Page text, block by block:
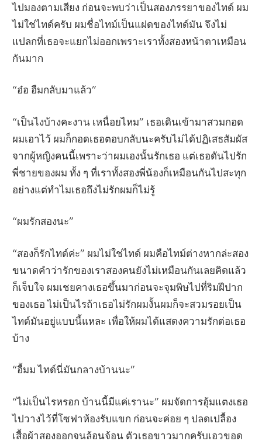
ไปมองตามเสียง ก่อนจะพบว่าเป็นสองภรรยาของไทด์ ผม
ไม่ใช่ไทด์ครับ ผมชื่อไทม์เป็นแฝดของไทด์มัน จึงไม่
แปลกที่เธอจะแยกไม่ออกเพราะเราทั้งสองหน้าตาเหมือน
กันมาก
“อ๋อ อืมกลับมาแล้ว”
“เป็นไงบ้างคะงาน เหนื่อยไหม” เธอเดินเข้ามาสวมกอด
ผมเอาไว้ ผมก็กอดเธอตอบกลับนะครับไม่ได้ปฏิเสธสัมผัส
จากผู้หญิงคนนี้เพราะว่าผมเองนั้นรักเธอ แต่เธอดันไปรัก
พี่ชายของผม ทั้ง ๆ ที่เราทั้งสองพี่น้องก็เหมือนกันไปสะทุก
อย่างแต่ทำไมเธอถึงไม่รักผมก็ไม่รู้
“ผมรักสองนะ”
“สองก็รักไทด์ค่ะ” ผมไม่ใช่ไทด์ ผมคือไทม์ต่างหากล่ะสอง
ขนาดคำว่ารักของเราสองคนยังไม่เหมือนกันเลยคิดแล้ว
ก็เจ็บใจ ผมเชยคางเธอขึ้นมาก่อนจะจุมพิษไปที่ริมฝีปาก
ของเธอ ไม่เป็นไรถ้าเธอไม่รักผมงั้นผมก็จะสวมรอยเป็น
ไทด์มันอยู่แบบนี้แหละ เพื่อให้ผมได้แสดงความรักต่อเธอ
บ้าง
“อื้มม ไทด์นี่มันกลางบ้านนะ”
“ไม่เป็นไรหรอก บ้านนี้มีแค่เรานะ” ผมจัดการอุ้มแตงเธอ
ไปวางไว้ที่โซฟาห้องรับแขก ก่อนจะค่อย ๆ ปลดเปลื้อง
เสื้อผ้าสองออกจนล้อนจ้อน ตัวเธอขาวมากครับเอวขอด